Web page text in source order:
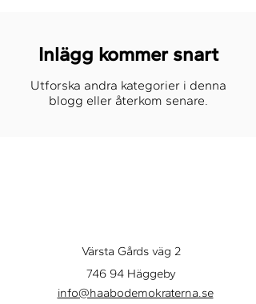
Inlägg kommer snart
Utforska andra kategorier i denna
blogg eller återkom senare.
Värsta Gårds väg 2
746 94 Häggeby
info@haabodemokraterna.se